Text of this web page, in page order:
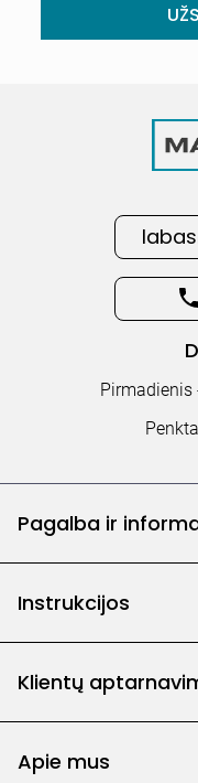
Pirmadienis
Pagalba ir
Instrukcijos
Klientų
Apie mus